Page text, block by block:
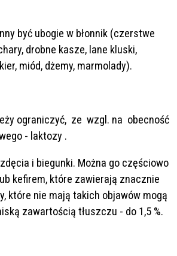
być ubogie w błonnik (czerstwe
drobne kasze, lane kluski,
miód, dżemy, marmolady).
ograniczyć, ze wzgl. na obecność
- laktozy .
i biegunki. Można go częściowo
kefirem, które zawierają znacznie
które nie mają takich objawów mogą
zawartością tłuszczu - do 1,5 %.